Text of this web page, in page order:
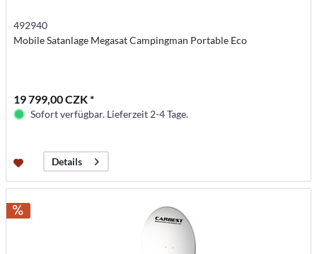
492940
Mobile Satanlage Megasat Campingman Portable Eco
19 799,00 CZK *
Sofort verfügbar. Lieferzeit 2-4 Tage.
Details